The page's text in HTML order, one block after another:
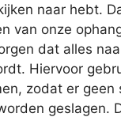
naar hebt.
van onze
dat alles
Hiervoor
zodat er geen
geslagen.